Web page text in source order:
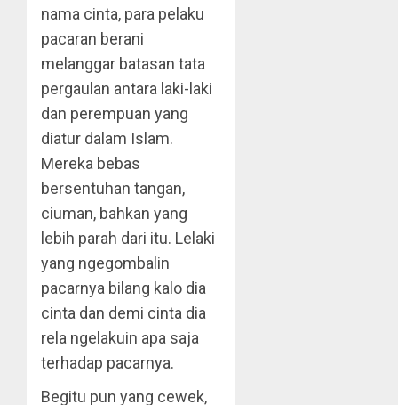
nama cinta, para pelaku
pacaran berani
melanggar batasan tata
pergaulan antara laki-laki
dan perempuan yang
diatur dalam Islam.
Mereka bebas
bersentuhan tangan,
ciuman, bahkan yang
lebih parah dari itu. Lelaki
yang ngegombalin
pacarnya bilang kalo dia
cinta dan demi cinta dia
rela ngelakuin apa saja
terhadap pacarnya.
Begitu pun yang cewek,